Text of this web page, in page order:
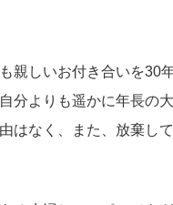
親しいお付き合いを30
分よりも遥かに年長の
はなく、また、放棄し